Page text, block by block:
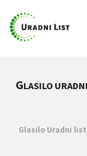
GLASILO
Glasilo Uradni list